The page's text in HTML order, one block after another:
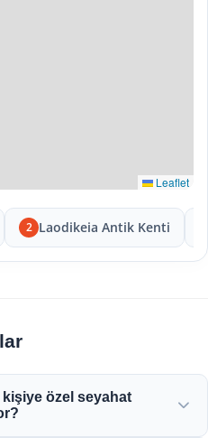
Leaflet
2 Laodikeia Antik Kenti
özel seyahat